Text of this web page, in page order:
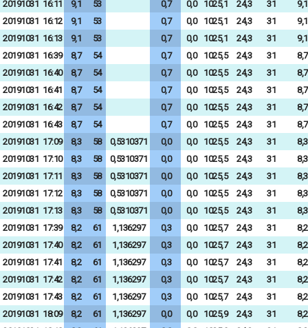
20191031 16:11 9,1 53 0,7 0,0 1025,1 24,3 31
9,1
20191031 16:12 9,1 53 0,7 0,0 1025,1 24,3 31
9,1
20191031 16:13 9,1 53 0,7 0,0 1025,1 24,3 31
9,1
20191031 16:39 8,7 54 0,7 0,0 1025,5 24,3 31
8,7
20191031 16:40 8,7 54 0,7 0,0 1025,5 24,3 31
8,7
20191031 16:41 8,7 54 0,7 0,0 1025,5 24,3 31
8,7
20191031 16:42 8,7 54 0,7 0,0 1025,5 24,3 31
8,7
20191031 16:43 8,7 54 0,7 0,0 1025,5 24,3 31
8,7
20191031 17:09 8,3 58 0,5310371 0,0 0,0 1025,5 24,3 31
8,3
20191031 17:10 8,3 58 0,5310371 0,0 0,0 1025,5 24,3 31
8,3
20191031 17:11 8,3 58 0,5310371 0,0 0,0 1025,5 24,3 31
8,3
20191031 17:12 8,3 58 0,5310371 0,0 0,0 1025,5 24,3 31
8,3
20191031 17:13 8,3 58 0,5310371 0,0 0,0 1025,5 24,3 31
8,3
20191031 17:39 8,2 61 1,136297 0,3 0,0 1025,7 24,3 31
8,2
20191031 17:40 8,2 61 1,136297 0,3 0,0 1025,7 24,3 31
8,2
20191031 17:41 8,2 61 1,136297 0,3 0,0 1025,7 24,3 31
8,2
20191031 17:42 8,2 61 1,136297 0,3 0,0 1025,7 24,3 31
8,2
20191031 17:43 8,2 61 1,136297 0,3 0,0 1025,7 24,3 31
8,2
20191031 18:09 8,2 61 1,136297 0,0 0,0 1025,9 24,3 31
8,2